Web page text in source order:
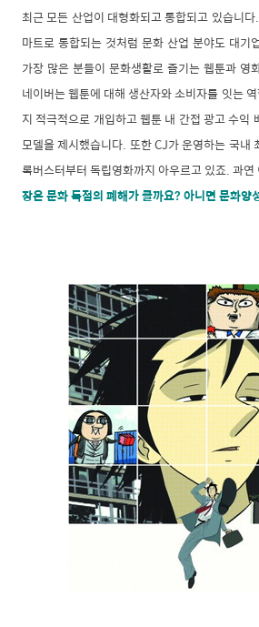
최근 모든 산업이 대형화되고 통합되고 있습니
마트로 통합되는 것처럼 문화 산업 분야도 대기
가장 많은 분들이 문화생활로 즐기는 웹툰과 영
네이버는 웹툰에 대해 생산자와 소비자를 잇는
지 적극적으로 개입하고 웹툰 내 간접 광고 수익
모델을 제시했습니다. 또한 CJ가 운영하는 국내
록버스터부터 독립영화까지 아우르고 있죠. 과연
장은 문화 독점의 폐해가 클까요? 아니면 문화양